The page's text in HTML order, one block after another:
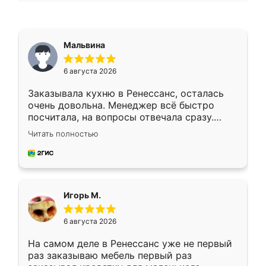
Мальвина
6 августа 2026
Заказывала кухню в Ренессанс, осталась
очень довольна. Менеджер всё быстро
посчитала, на вопросы отвечала сразу.
Замерщик приехал в субботу, подошёл к
делу со всей ответственностью. Собрали
за день, ребята работали аккуратно, даже
Читать полностью
Игорь М.
6 августа 2026
На самом деле в Ренессанс уже не первый
раз заказываю мебель первый раз